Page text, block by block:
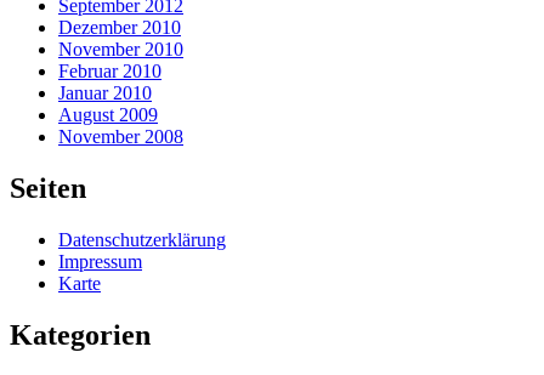
September 2012
Dezember 2010
November 2010
Februar 2010
Januar 2010
August 2009
November 2008
Seiten
Datenschutzerklärung
Impressum
Karte
Kategorien